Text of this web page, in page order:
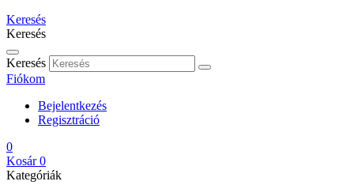
Keresés
Keresés
Keresés
Fiókom
Bejelentkezés
Regisztráció
0
Kosár 0
Kategóriák